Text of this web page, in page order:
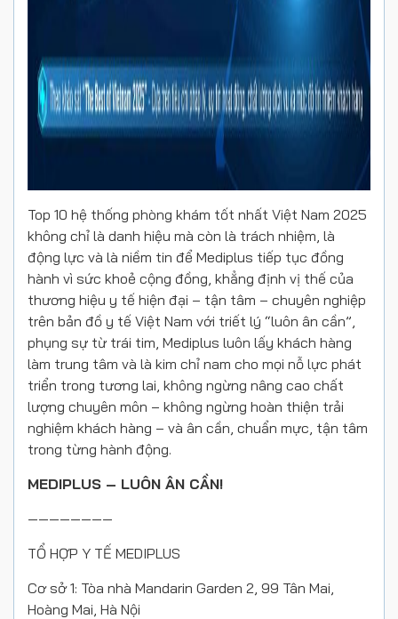
Top 10 hệ thống phòng khám tốt nhất Việt Nam 2025
không chỉ là danh hiệu mà còn là trách nhiệm, là
động lực và là niềm tin để Mediplus tiếp tục đồng
hành vì sức khoẻ cộng đồng, khẳng định vị thế của
thương hiệu y tế hiện đại – tận tâm – chuyên nghiệp
trên bản đồ y tế Việt Nam với triết lý “luôn ân cần”,
phụng sự từ trái tim, Mediplus luôn lấy khách hàng
làm trung tâm và là kim chỉ nam cho mọi nỗ lực phát
triển trong tương lai, không ngừng nâng cao chất
lượng chuyên môn – không ngừng hoàn thiện trải
nghiệm khách hàng – và ân cần, chuẩn mực, tận tâm
trong từng hành động.
MEDIPLUS – LUÔN ÂN CẦN!
————————
TỔ HỢP Y TẾ MEDIPLUS
Cơ sở 1: Tòa nhà Mandarin Garden 2, 99 Tân Mai,
Hoàng Mai, Hà Nội